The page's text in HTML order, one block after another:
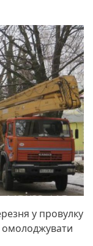
у провулку
омолоджувати